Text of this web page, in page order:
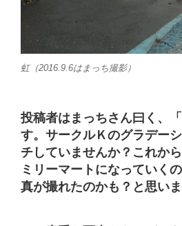
虹（2016.9.6はまっち撮影）
投稿者はまっちさん曰く、
す。サークルＫのグラデー
チしていませんか？これか
ミリーマートになっていく
真が撮れたのかも？と思いま